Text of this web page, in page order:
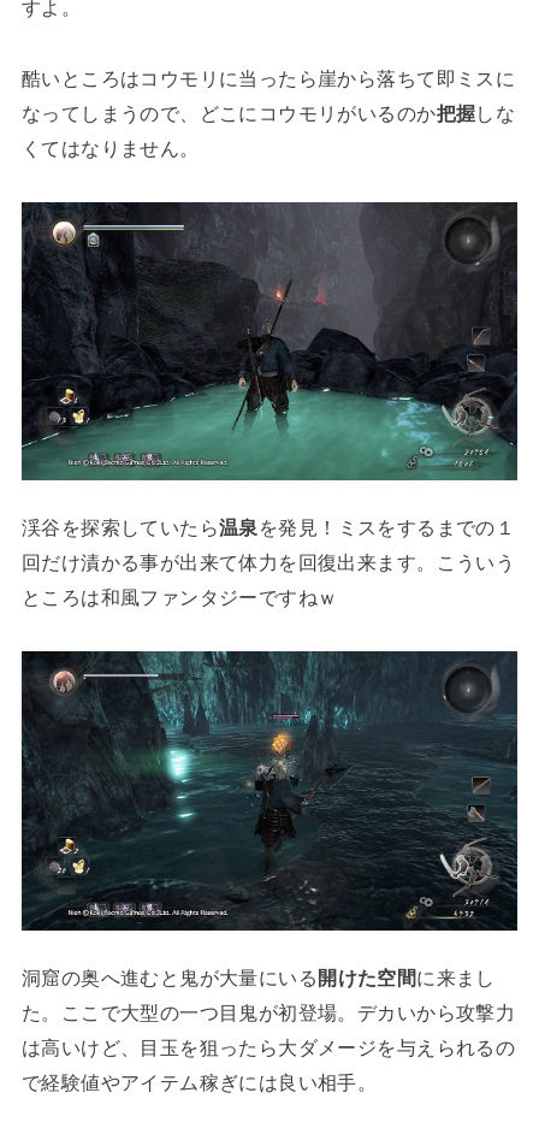
すよ。
酷いところはコウモリに当ったら崖から落ちて即ミスに
なってしまうので、どこにコウモリがいるのか把握しな
くてはなりません。
渓谷を探索していたら温泉 を発見！ミスをするまでの１
回だけ漬かる事が出来て体力を回復出来ます。こういう
ところは和風ファンタジーですねｗ
洞窟の奥へ進むと鬼が大量にいる 開けた空間に来まし
た。ここで大型の一つ目鬼が初登場。デカいから攻撃力
は高いけど、目玉を狙ったら大ダメージを与えられるの
で経験値やアイテム稼ぎには良い相手。